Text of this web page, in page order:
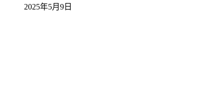
2025年5月9日